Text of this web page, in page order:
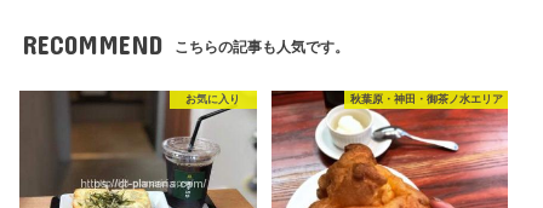
RECOMMEND こちらの記事も人気です。
お気に入り 秋葉原・神田・御茶ノ水エリア